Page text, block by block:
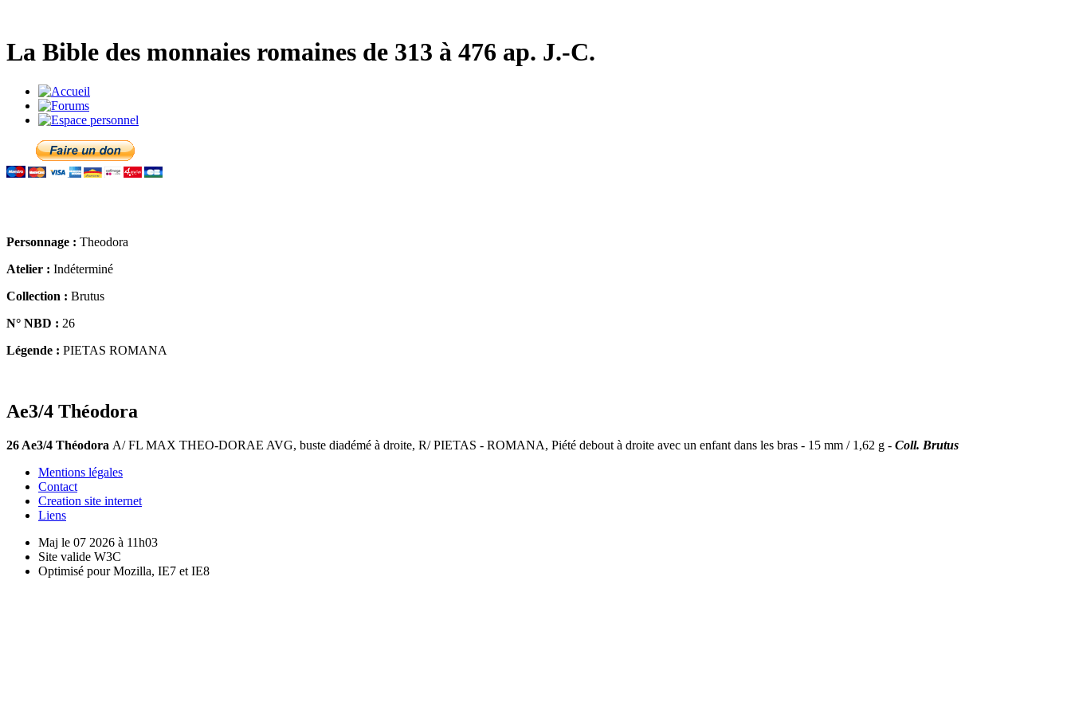
La Bible des monnaies romaines de 313 à 476 ap. J.-C.
Personnage : Theodora
Atelier : Indéterminé
Collection : Brutus
N° NBD : 26
Légende : PIETAS ROMANA
Ae3/4 Théodora
26 Ae3/4 Théodora A/ FL MAX THEO-DORAE AVG, buste diadémé à droite, R/ PIETAS - ROMANA, Piété debout à droite avec un enfant dans les bras - 15 mm / 1,62 g - Coll. Brutus
Mentions légales
Contact
Creation site internet
Liens
Maj le 07 2026 à 11h03
Site valide W3C
Optimisé pour Mozilla, IE7 et IE8